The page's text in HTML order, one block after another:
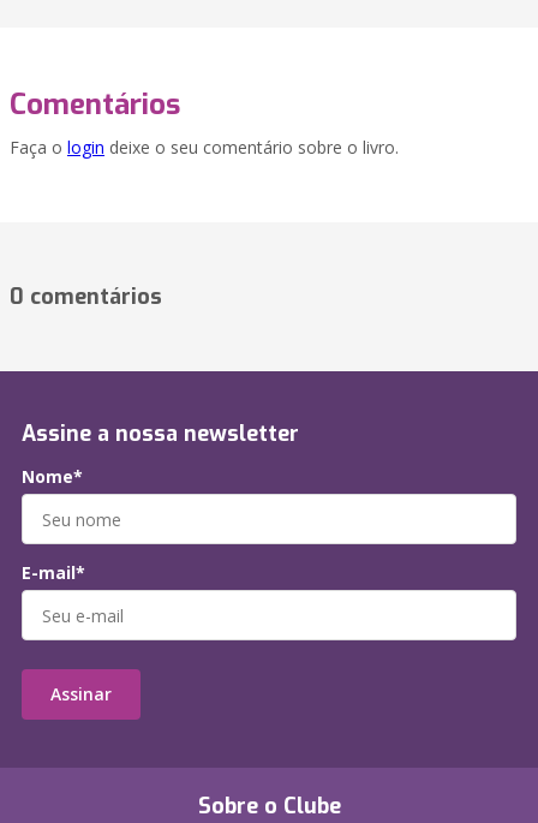
Comentários
Faça o login deixe o seu comentário sobre o livro.
0 comentários
Sobre o Clube
Assine a nossa newsletter
Nome*
E-mail*
Assinar